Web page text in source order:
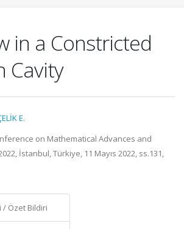
in a Constricted
Cavity
E.
on Mathematical Advances and
İstanbul, Türkiye, 11 Mayıs 2022, ss.131,
/ Özet Bildiri